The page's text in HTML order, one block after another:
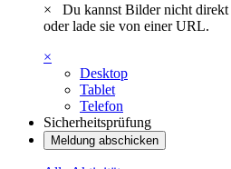
×
Du kannst Bilder nicht
oder lade sie von einer URL.
×
Desktop
Tablet
Telefon
Sicherheitsprüfung
Meldung abschicken